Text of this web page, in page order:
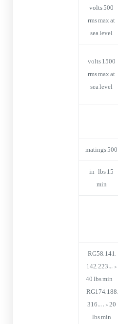
500 volts
rms max at
sea level
1500 volts
rms max at
sea level
500 matings
15 in-lbs
min
RG58, 141,
142, 223… >
40 lbs min
RG174, 188,
316…. > 20
lbs min